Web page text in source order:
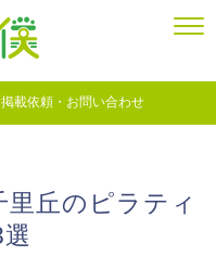
掲載依頼・お問い合わせ
里丘のピラティ